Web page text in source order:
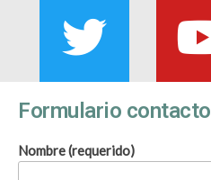
Formulario contacto
Nombre (requerido)